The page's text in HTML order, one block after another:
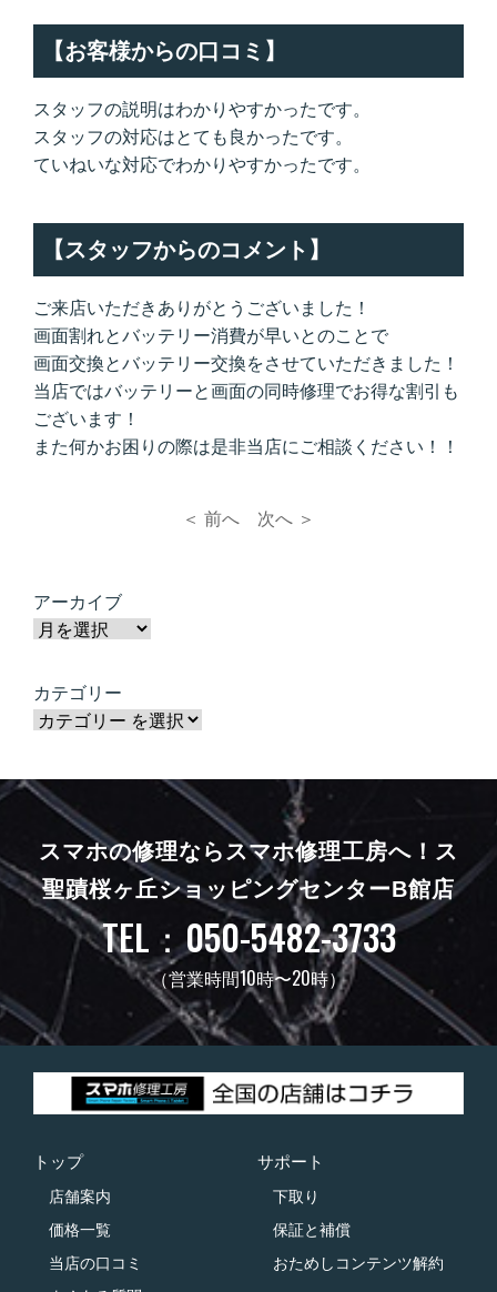
【お客様からの口コミ】
スタッフの説明はわかりやすかったです。
スタッフの対応はとても良かったです。
ていねいな対応でわかりやすかったです。
【スタッフからのコメント】
ご来店いただきありがとうございました！
画面割れとバッテリー消費が早いとのことで
画面交換とバッテリー交換をさせていただきました！
当店ではバッテリーと画面の同時修理でお得な割引も
ございます！
また何かお困りの際は是非当店にご相談ください！！
＜ 前へ 次へ ＞
アーカイブ
カテゴリー
スマホの修理ならスマホ修理工房へ！ ス
聖蹟桜ヶ丘ショッピングセンターB館店
TEL：050-5482-3733
（営業時間10時〜20時）
トップ
店舗案内
価格一覧
当店の口コミ
サポート
下取り
保証と補償
おためしコンテンツ解約